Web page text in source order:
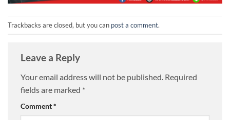
Trackbacks are closed, but you can post a comment.
Leave a Reply
Your email address will not be published. Required
fields are marked *
Comment*